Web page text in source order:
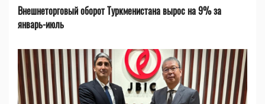
Внешнеторговый оборот Туркменистана вырос на 9% за
январь-июль